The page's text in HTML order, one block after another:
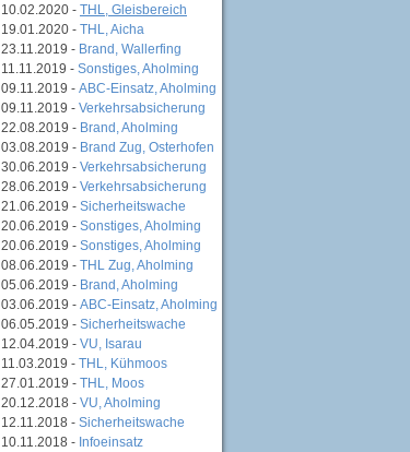
10.02.2020 - THL, Gleisbereich
19.01.2020 - THL, Aicha
23.11.2019 - Brand, Wallerfing
11.11.2019 - Sonstiges, Aholming
09.11.2019 - ABC-Einsatz, Aholming
09.11.2019 - Verkehrsabsicherung
22.08.2019 - Brand, Aholming
03.08.2019 - Brand Zug, Osterhofen
30.06.2019 - Verkehrsabsicherung
28.06.2019 - Verkehrsabsicherung
21.06.2019 - Sicherheitswache
20.06.2019 - Sonstiges, Aholming
20.06.2019 - Sonstiges, Aholming
08.06.2019 - THL Zug, Aholming
05.06.2019 - Brand, Aholming
03.06.2019 - ABC-Einsatz, Aholming
06.05.2019 - Sicherheitswache
12.04.2019 - VU, Isarau
11.03.2019 - THL, Kühmoos
27.01.2019 - THL, Moos
20.12.2018 - VU, Aholming
12.11.2018 - Sicherheitswache
10.11.2018 - Infoeinsatz